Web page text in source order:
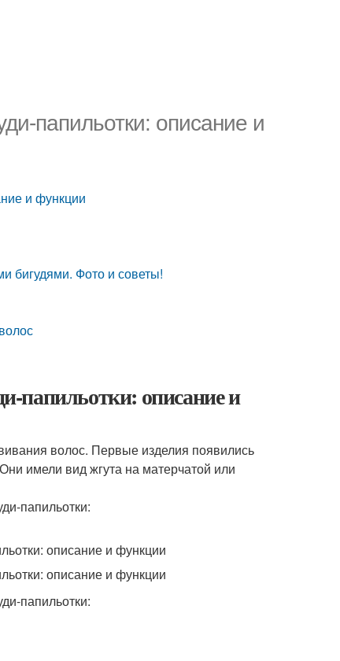
папильотки: описание и
и функции
бигудями. Фото и советы!
папильотки: описание и
волос. Первые изделия появились
имели вид жгута на матерчатой или